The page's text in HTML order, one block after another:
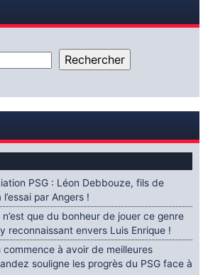
PSG : Léon Debbouze, fils de
par Angers !
n’est que du bonheur de jouer ce genre
reconnaissant envers Luis Enrique !
commence à avoir de meilleures
souligne les progrès du PSG face à